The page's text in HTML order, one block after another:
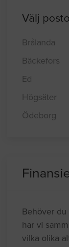
Välj
Brålanda
Bäckefors
Ed
Högsäter
Ödeborg
Behöver
har vi
vilka olika